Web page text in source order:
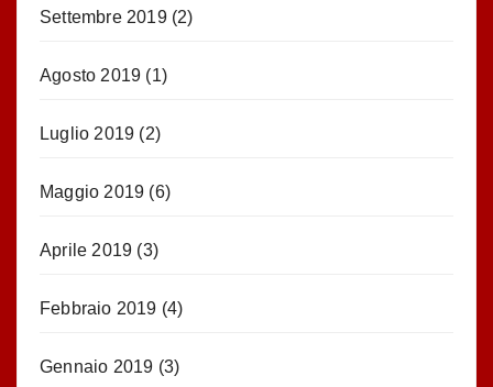
Settembre 2019(2)
Agosto 2019 (1)
Luglio 2019 (2)
Maggio 2019 (6)
Aprile 2019 (3)
Febbraio 2019 (4)
Gennaio 2019 (3)